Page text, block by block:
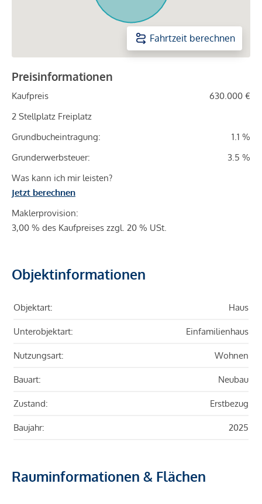
Fahrtzeit berechnen
Preisinformationen
Kaufpreis
630.000 €
2 Stellplatz Freiplatz
Grundbucheintragung:
1.1 %
Grunderwerbsteuer:
3.5 %
Was kann ich mir leisten?
Jetzt berechnen
Maklerprovision:
3,00 % des Kaufpreises zzgl. 20 % USt.
Objektinformationen
Objektart: Haus
Unterobjektart: Einfamilienhaus
Nutzungsart: Wohnen
Bauart: Neubau
Zustand: Erstbezug
Baujahr: 2025
Rauminformationen & Flächen